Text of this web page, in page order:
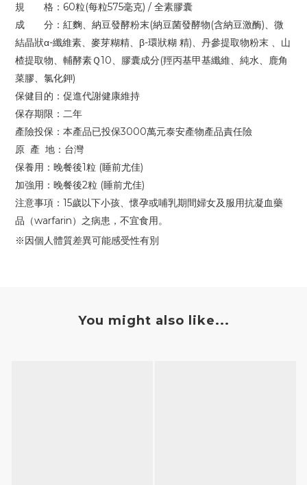
規 格： 60粒(每粒575毫克) / 全素膠囊
成 分：紅麴、納豆發酵粉末(納豆菌發酵物(含納豆激酶)、微
結晶狀α-纖維素、麥芽糊精、β-環狀糊 精)、丹參提取物粉末 、山
楂提取物、輔酵素Ｑ10、膠囊成分(羥丙基甲基纖維、純水、鹿角
菜膠、氯化鉀)
保健目的：促進代謝健康維持
保存期限：二年
產險投保：本產品已投保3000萬元泰安產物產品責任險
原 產 地：台灣
保養用：晚餐後1粒 (睡前尤佳)
加強用：晚餐後2粒 (睡前尤佳)
注意事項： 15歲以下小孩、懷孕或哺乳期間婦女及服用抗凝血藥
品（warfarin）之病患，不宜食用。
※因個人體質差異可能感受性有別
You might also like...